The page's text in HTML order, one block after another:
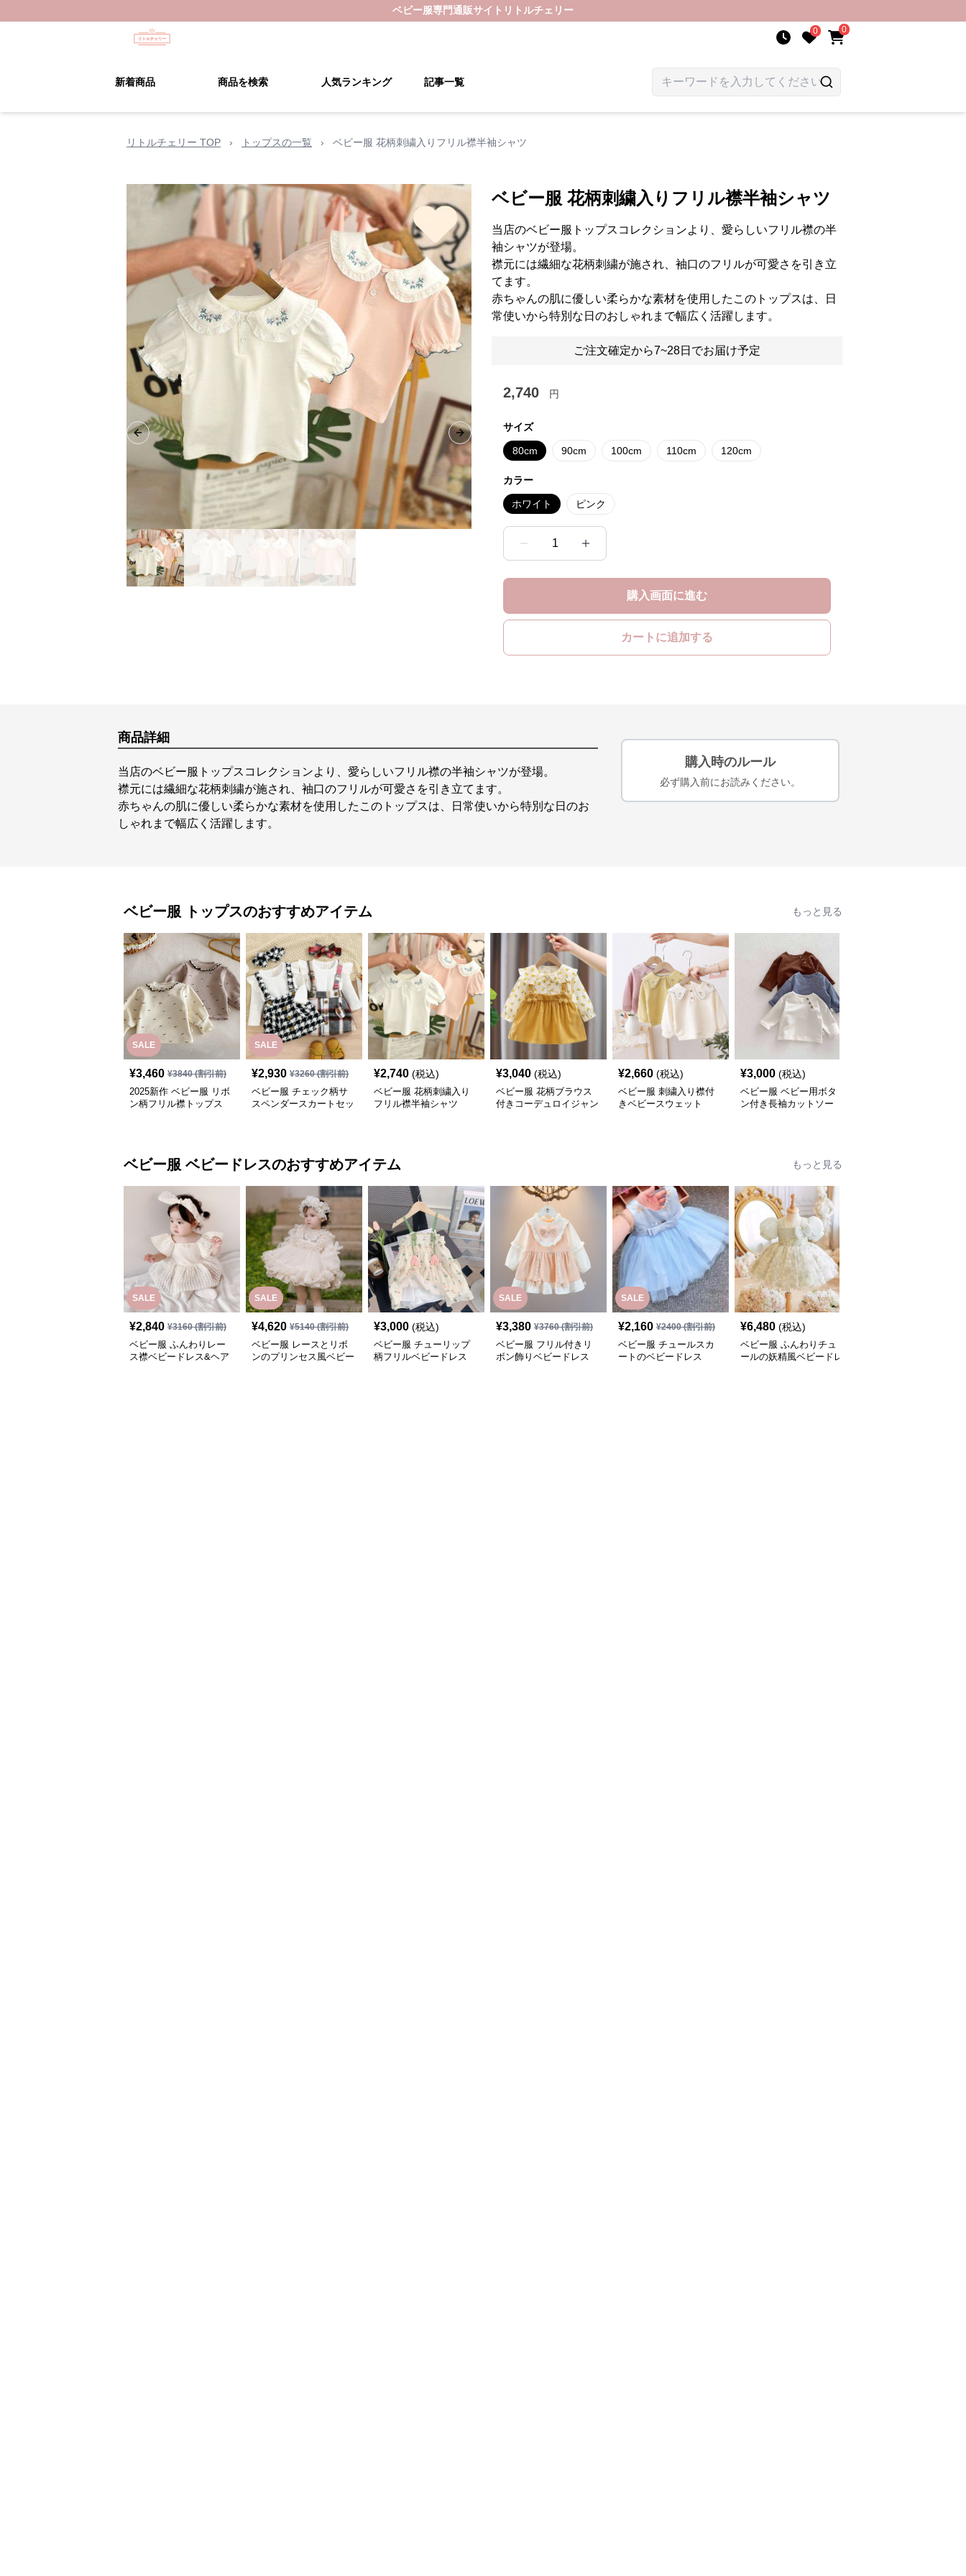
ベビー服専門通販サイト リトルチェリー
0 0
新着商品 商品を検索 人気ランキング 記事一覧
リトルチェリー TOP › トップスの一覧 › ベビー服 花柄刺繍入りフリル襟半袖シャツ
Previous slide Next slide
ベビー服 花柄刺繍入りフリル襟半袖シャツ
当店のベビー服トップスコレクションより、愛らしいフリル襟の半
袖シャツが登場。
襟元には繊細な花柄刺繍が施され、袖口のフリルが可愛さを引き立
てます。
赤ちゃんの肌に優しい柔らかな素材を使用したこのトップスは、日
常使いから特別な日のおしゃれまで幅広く活躍します。
ご注文確定から7~28日でお届け予定
2,740 円
サイズ
80cm 90cm 100cm 110cm 120cm
カラー
ホワイト ピンク
1
購入画面に進む
カートに追加する
商品詳細
当店のベビー服トップスコレクションより、愛らしいフリル襟の半袖シャツが登場。
襟元には繊細な花柄刺繍が施され、袖口のフリルが可愛さを引き立てます。
赤ちゃんの肌に優しい柔らかな素材を使用したこのトップスは、日常使いから特別な日のお
しゃれまで幅広く活躍します。
購入時のルール
必ず購入前にお読みください。
ベビー服 トップスのおすすめアイテム もっと見る
SALE
¥3,460 ¥3840(割引前)
2025新作 ベビー服 リボ
ン柄フリル襟トップス
SALE
¥2,930 ¥3260(割引前)
ベビー服 チェック柄サ
スペンダースカートセッ
¥2,740 (税込)
ベビー服 花柄刺繍入り
フリル襟半袖シャツ
¥3,040 (税込)
ベビー服 花柄ブラウス
付きコーデュロイジャン
¥2,660 (税込)
ベビー服 刺繍入り襟付
きベビースウェット
¥3,000 (税込)
ベビー服 ベビー用ボタ
ン付き長袖カットソー
ベビー服 ベビードレスのおすすめアイテム もっと見る
SALE
¥2,840 ¥3160(割引前)
ベビー服 ふんわりレー
ス襟ベビードレス&ヘア
SALE
¥4,620 ¥5140(割引前)
ベビー服 レースとリボ
ンのプリンセス風ベビー
¥3,000 (税込)
ベビー服 チューリップ
柄フリルベビードレス
SALE
¥3,380 ¥3760(割引前)
ベビー服 フリル付きリ
ボン飾りベビードレス
SALE
¥2,160 ¥2400(割引前)
ベビー服 チュールスカ
ートのベビードレス
¥6,480 (税込)
ベビー服 ふんわりチュ
ールの妖精風ベビードレ